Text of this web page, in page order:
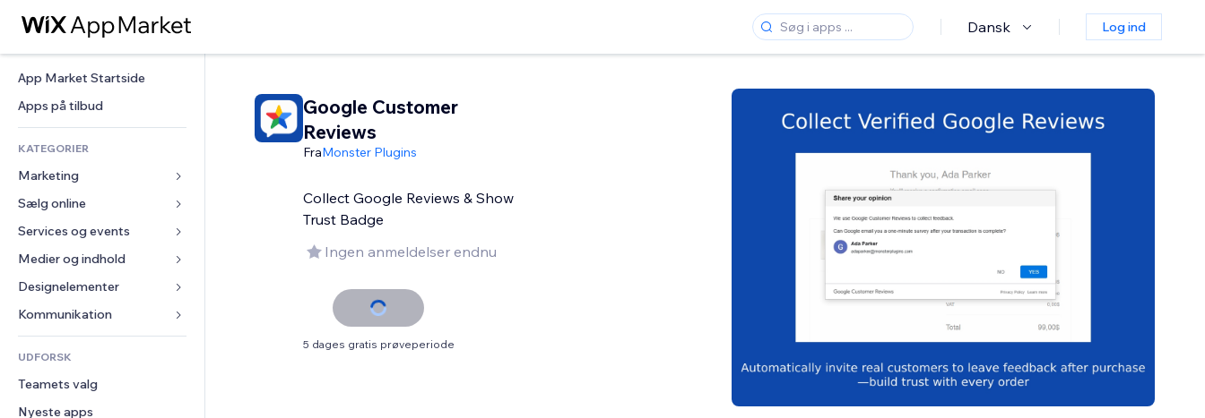
Dansk Log ind
App Market Startside
Apps på tilbud
KATEGORIER
Marketing
Annoncer
Mobil
Statistikker
Hjemmesideregister
E-mail
Sælg online
Apps til Webshops
Forsendelse og levering
Sælg-knapper
Bogføring
Kuponer og loyalitet
Lagerløsninger
Services og events
Hoteller
Events
Restauranter
Ejendomshandel
Bookinger
Medier og indhold
Galleri
Musik
Podcasts
Fotografi
Video
PDF
Designelementer
Kort og Navigation
Privatliv & Sikkerhed
Ur
Sideskabeloner
Billedeffekter
Formularer
Meningsmålinger
UDFORSK
Teamets valg
Nyeste apps
Google Customer
Reviews
FraMonster Plugins
Collect Google Reviews & Show
Trust Badge
Ingen anmeldelser endnu
5 dages gratis prøveperiode